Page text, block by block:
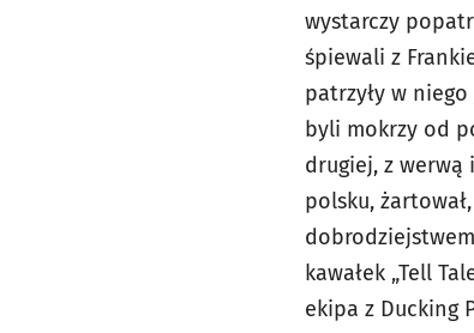
wystarczy
śpiewali z
patrzyły w
byli mokrzy od
drugiej, z werwą
polsku,
kawałek „Tell
ekipa z Ducking